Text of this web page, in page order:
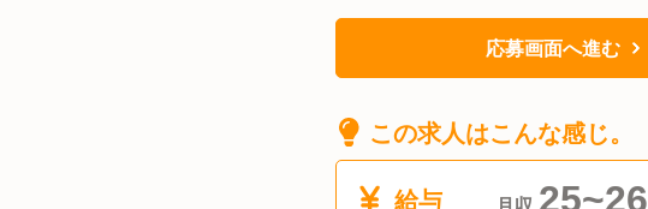
応募画面へ進む
この求人はこんな感じ。
給与
25~26